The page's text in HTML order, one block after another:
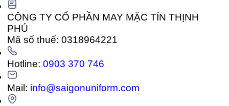
CÔNG TY CỔ PHẦN MAY MẶC TÍN THỊNH
PHÚ
Mã số thuế: 0318964221
Hotline:0903 370 746
Mail: info@saigonuniform.com